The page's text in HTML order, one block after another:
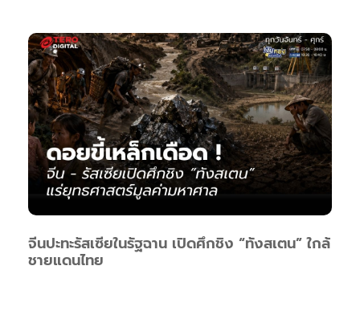
จีนปะทะรัสเซียในรัฐฉาน เปิดศึกชิง “ทังสเตน” ใกล้
ชายแดนไทย